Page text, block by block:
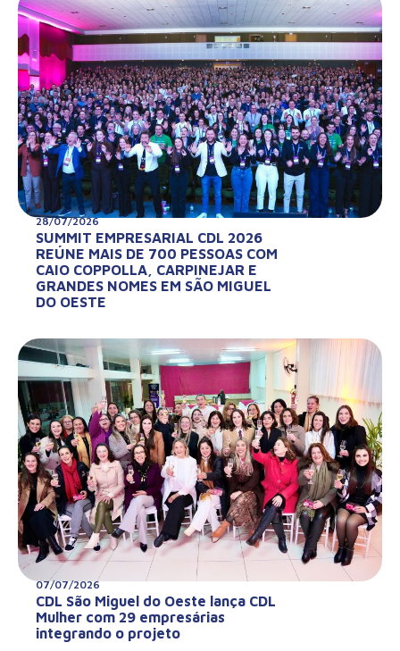
28/07/2026
SUMMIT EMPRESARIAL CDL 2026
REÚNE MAIS DE 700 PESSOAS COM
CAIO COPPOLLA, CARPINEJAR E
GRANDES NOMES EM SÃO MIGUEL
DO OESTE
07/07/2026
CDL São Miguel do Oeste lança CDL
Mulher com 29 empresárias
integrando o projeto